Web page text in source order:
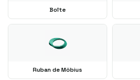
Boîte
Ruban de Möbius